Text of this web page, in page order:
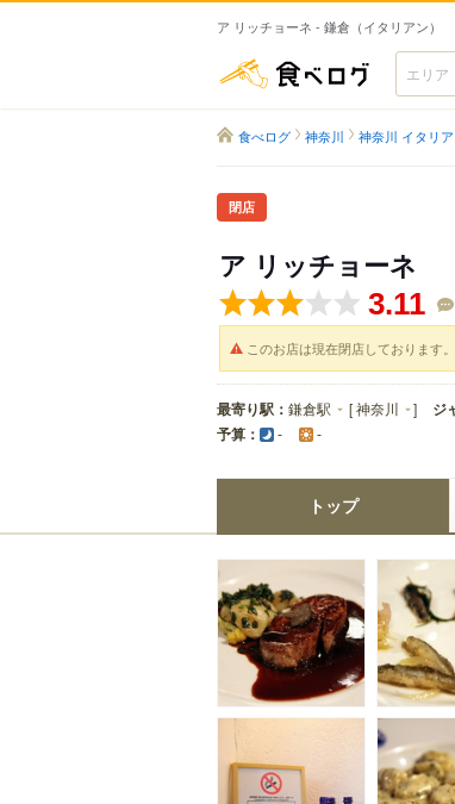
ア リッチョーネ - 鎌倉（イタリアン）
食べログ
食べログ 神奈川 神奈川 イタリ
閉店
ア リッチョーネ
3.11
このお店は現在閉店しております。
最寄り駅： 鎌倉駅 [神奈川 ] ジ
予算： - -
トップ